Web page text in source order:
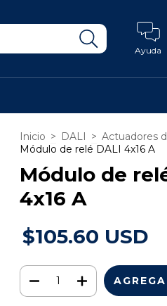
Ayuda
Inicio > DALI > Actuadores
Módulo de relé DALI 4x16 A
Módulo de
4x16 A
$105.60 USD